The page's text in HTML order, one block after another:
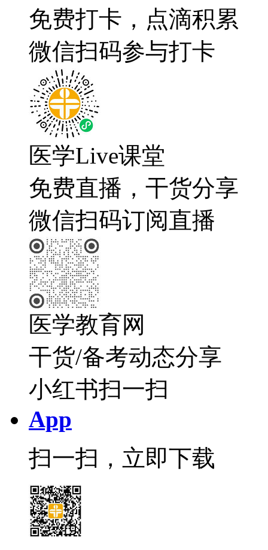
免费打卡，点滴积累
微信扫码参与打卡
医学Live课堂
免费直播，干货分享
微信扫码订阅直播
医学教育网
干货/备考动态分享
小红书扫一扫
App
扫一扫，立即下载